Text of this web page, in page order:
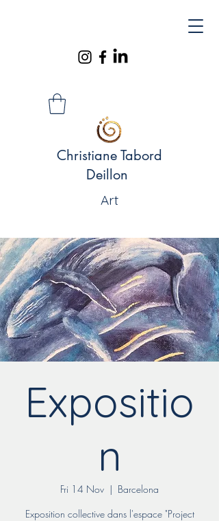
Christiane Tabord
Deillon
Art
Expositio
n
Fri 14 Nov
  |
Barcelona
Exposition collective dans l'espace "Project